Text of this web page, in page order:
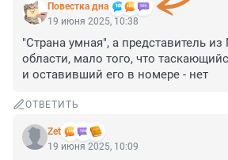
Повестка дна
19 июня 2025, 10:38
"Страна умная", а представитель
области, мало того, что
и оставивший его в номере - нет
ОТВЕТИТЬ
Zet
19 июня 2025, 10:09